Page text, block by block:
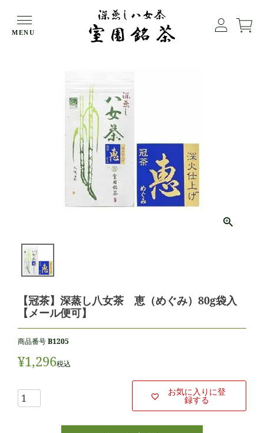
MENU
HOME
冠茶（かぶせ茶）
【冠茶】深蒸し八女茶 恵（めぐみ）80g袋入【メール便可】
【冠茶】深蒸し八女茶 恵（めぐみ）80g袋入
【メール便可】
商品番号 B1205
¥1,296税込
お気に入りに登
録する